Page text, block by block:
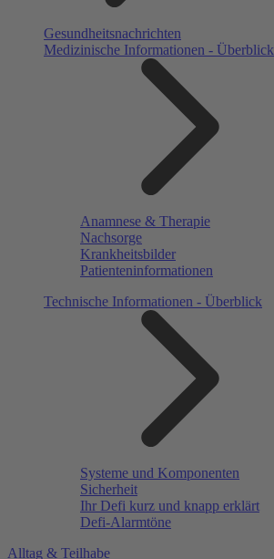
Gesundheitsnachrichten
Medizinische Informationen - Überblick
Anamnese & Therapie
Nachsorge
Krankheitsbilder
Patienteninformationen
Technische Informationen - Überblick
Systeme und Komponenten
Sicherheit
Ihr Defi kurz und knapp erklärt
Defi-Alarmtöne
Alltag & Teilhabe